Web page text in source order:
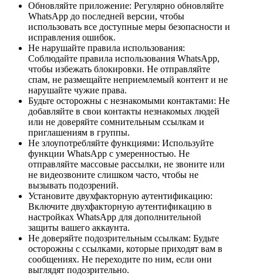
Обновляйте приложение: Регулярно обновляйте
WhatsApp до последней версии, чтобы
использовать все доступные меры безопасности и
исправления ошибок.
Не нарушайте правила использования:
Соблюдайте правила использования WhatsApp,
чтобы избежать блокировки. Не отправляйте
спам, не размещайте неприемлемый контент и не
нарушайте чужие права.
Будьте осторожны с незнакомыми контактами: Не
добавляйте в свои контакты незнакомых людей
или не доверяйте сомнительным ссылкам и
приглашениям в группы.
Не злоупотребляйте функциями: Используйте
функции WhatsApp с умеренностью. Не
отправляйте массовые рассылки, не звоните или
не видеозвоните слишком часто, чтобы не
вызывать подозрений.
Установите двухфакторную аутентификацию:
Включите двухфакторную аутентификацию в
настройках WhatsApp для дополнительной
защиты вашего аккаунта.
Не доверяйте подозрительным ссылкам: Будьте
осторожны с ссылками, которые приходят вам в
сообщениях. Не переходите по ним, если они
выглядят подозрительно.